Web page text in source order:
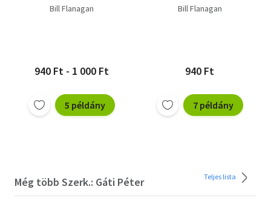
Bill Flanagan
940 Ft - 1 000 Ft
5 példány
Bill Flanagan
940 Ft
7 példány
Még több Szerk.: Gáti Péter Teljes lista